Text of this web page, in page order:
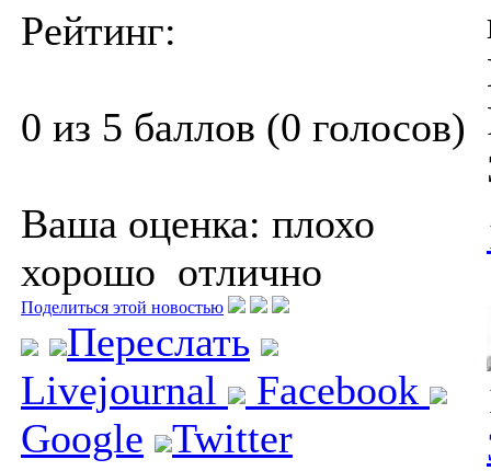
Рейтинг:
0 из 5 баллов (0 голосов)
Ваша оценка: плохо
хорошо отлично
Поделиться этой новостью
Переслать
Livejournal
Facebook
Google
Twitter